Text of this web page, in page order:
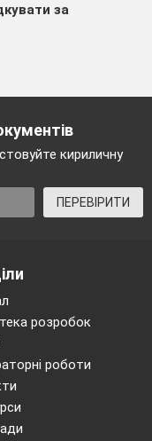
за
кириличну
ПЕРЕВІРИТИ
розробок
роботи